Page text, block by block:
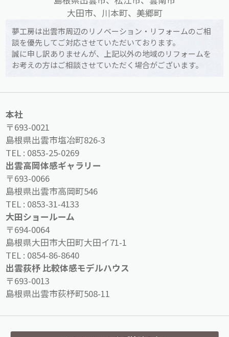
大田市、川本町、美郷町
夢工房は出雲市周辺のリノベーション・リフォームのご相
談を優先してご対応させていただいております。
誠に申し訳ありませんが、上記以外の地域のリフォームを
お考えの方はご相談させていただく場合がございます。
本社
〒693-0021
島根県出雲市塩冶町826-3
TEL : 0853-25-0269
出雲高岡体感ギャラリー
〒693-0066
島根県出雲市高岡町546
TEL : 0853-31-4133
大田ショールーム
〒694-0064
島根県大田市大田町大田イ71-1
TEL : 0854-86-8640
出雲荻杼 比較体感モデルハウス
〒693-0013
島根県出雲市荻杼町508-11